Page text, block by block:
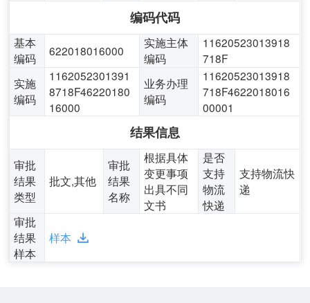
编码代码
基本
编码
622018016000
实施主体
编码
11620523013918
718F
实施
编码
1162052301391
8718F46220180
16000
业务办理
编码
11620523013918
718F4622018016
00001
结果信息
审批
结果
类型
批文,其他
审批
结果
名称
根据具体
变更事项
出具不同
文书
是否
支持
物流
快递
支持物流快
递
审批
结果
样本
样本